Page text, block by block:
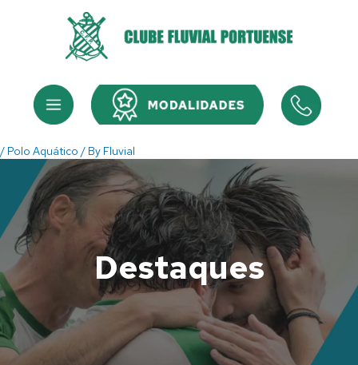
Menu Menu
/ Polo Aquático / By Fluvial
Destaques